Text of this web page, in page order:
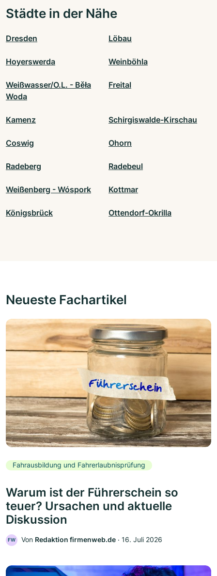
Städte in der Nähe
Dresden Löbau
Hoyerswerda Weinböhla
Weißwasser/O.L. - Běła
Woda
Freital
Kamenz Schirgiswalde-Kirschau
Coswig Ohorn
Radeberg Radebeul
Weißenberg - Wóspork Kottmar
Königsbrück Ottendorf-Okrilla
Neueste Fachartikel
Fahrausbildung und Fahrerlaubnisprüfung
Warum ist der Führerschein so
teuer? Ursachen und aktuelle
Diskussion
FW Von Redaktion firmenweb.de ‧ 16. Juli 2026